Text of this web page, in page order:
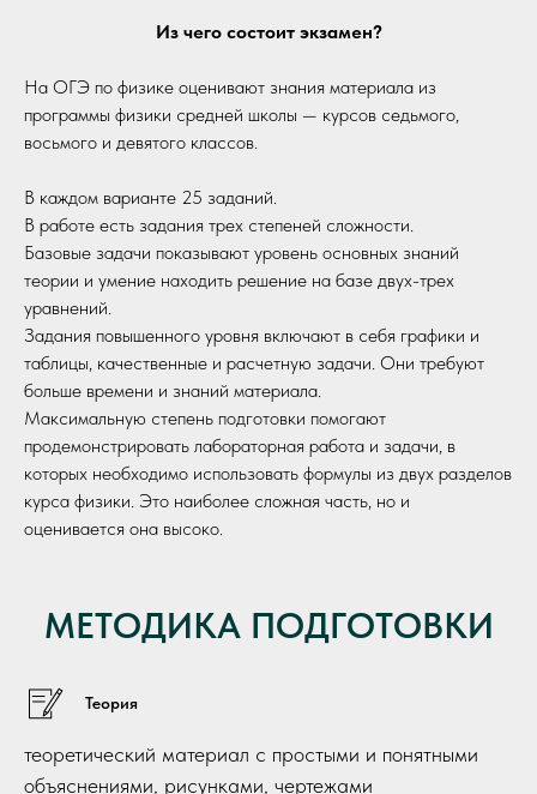
Из чего состоит экзамен?
На ОГЭ по физике оценивают знания материала из
программы физики средней школы — курсов седьмого,
восьмого и девятого классов.
В каждом варианте 25 заданий.
В работе есть задания трех степеней сложности.
Базовые задачи показывают уровень основных знаний
теории и умение находить решение на базе двух-трех
уравнений.
Задания повышенного уровня включают в себя графики и
таблицы, качественные и расчетную задачи. Они требуют
больше времени и знаний материала.
Максимальную степень подготовки помогают
продемонстрировать лабораторная работа и задачи, в
которых необходимо использовать формулы из двух разделов
курса физики. Это наиболее сложная часть, но и
оценивается она высоко.
МЕТОДИКА ПОДГОТОВКИ
Теория
теоретический материал с простыми и понятными
объяснениями, рисунками, чертежами